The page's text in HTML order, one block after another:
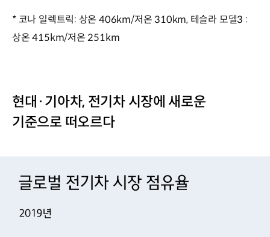
* 코나 일렉트릭: 상온 406km/저온 310km, 테슬라 모델3 :
상온 415km/저온 251km
현대·기아차, 전기차 시장에 새로운
기준으로 떠오르다